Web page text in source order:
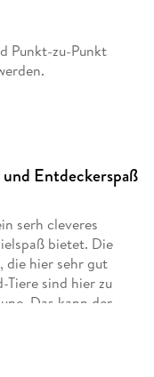
Punkt-zu-Punkt
Entdeckerspaß
serh cleveres
bietet. Die
die hier sehr gut
Tiere sind hier zu
Das kann der